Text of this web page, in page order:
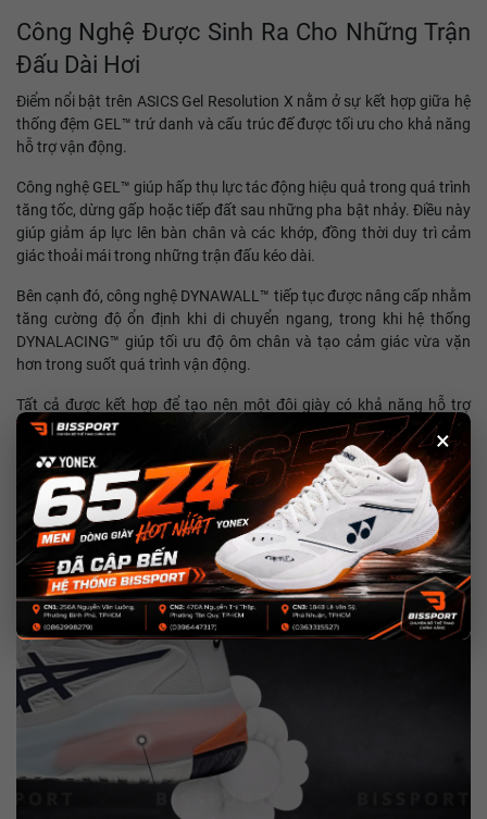
×
Công Nghệ Được Sinh Ra Cho Những Trận
Đấu Dài Hơi
Điểm nổi bật trên ASICS Gel Resolution X nằm ở sự kết hợp giữa hệ
thống đệm GEL™ trứ danh và cấu trúc đế được tối ưu cho khả năng
hỗ trợ vận động.
Công nghệ GEL™ giúp hấp thụ lực tác động hiệu quả trong quá trình
tăng tốc, dừng gấp hoặc tiếp đất sau những pha bật nhảy. Điều này
giúp giảm áp lực lên bàn chân và các khớp, đồng thời duy trì cảm
giác thoải mái trong những trận đấu kéo dài.
Bên cạnh đó, công nghệ DYNAWALL™ tiếp tục được nâng cấp nhằm
tăng cường độ ổn định khi di chuyển ngang, trong khi hệ thống
DYNALACING™ giúp tối ưu độ ôm chân và tạo cảm giác vừa vặn
hơn trong suốt quá trình vận động.
Tất cả được kết hợp để tạo nên một đôi giày có khả năng hỗ trợ
toàn diện, đặc biệt phù hợp với những người chơi yêu cầu cao về sự